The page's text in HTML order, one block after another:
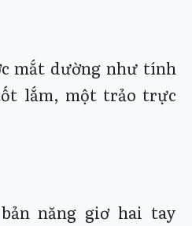
mắt dường như tính
lắm, một trảo trực
năng giơ hai tay